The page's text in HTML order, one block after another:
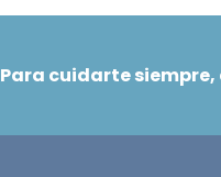
Para cuidarte siempre,